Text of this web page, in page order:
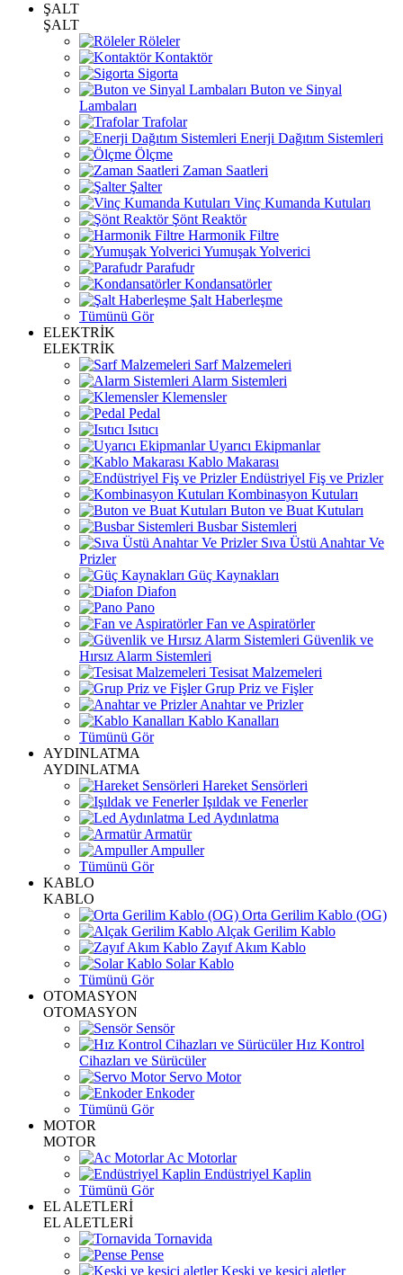
ŞALT
ŞALT
Röleler
Kontaktör
Sigorta
Buton ve Sinyal
Lambaları
Trafolar
Enerji Dağıtım Sistemleri
Ölçme
Zaman Saatleri
Şalter
Vinç Kumanda Kutuları
Şönt Reaktör
Harmonik Filtre
Yumuşak Yolverici
Parafudr
Kondansatörler
Şalt Haberleşme
Tümünü Gör
ELEKTRİK
ELEKTRİK
Sarf Malzemeleri
Alarm Sistemleri
Klemensler
Pedal
Isıtıcı
Uyarıcı Ekipmanlar
Kablo Makarası
Endüstriyel Fiş ve Prizler
Kombinasyon Kutuları
Buton ve Buat Kutuları
Busbar Sistemleri
Sıva Üstü Anahtar Ve
Prizler
Güç Kaynakları
Diafon
Pano
Fan ve Aspiratörler
Güvenlik ve
Hırsız Alarm Sistemleri
Tesisat Malzemeleri
Grup Priz ve Fişler
Anahtar ve Prizler
Kablo Kanalları
Tümünü Gör
AYDINLATMA
AYDINLATMA
Hareket Sensörleri
Işıldak ve Fenerler
Led Aydınlatma
Armatür
Ampuller
Tümünü Gör
KABLO
KABLO
Orta Gerilim Kablo (OG)
Alçak Gerilim Kablo
Zayıf Akım Kablo
Solar Kablo
Tümünü Gör
OTOMASYON
OTOMASYON
Sensör
Hız Kontrol
Cihazları ve Sürücüler
Servo Motor
Enkoder
Tümünü Gör
MOTOR
MOTOR
Ac Motorlar
Endüstriyel Kaplin
Tümünü Gör
EL ALETLERİ
EL ALETLERİ
Tornavida
Pense
Keski ve kesici aletler